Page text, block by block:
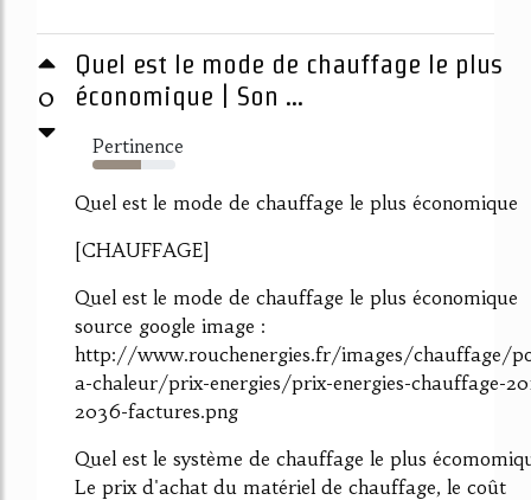
0
Quel est le mode de chauffage le plus
économique | Son ...
Pertinence
59%
Quel est le mode de chauffage le plus économique
[CHAUFFAGE]
Quel est le mode de chauffage le plus économique
source google image :
http://www.rouchenergies.fr/images/chauffage/
a-chaleur/prix-energies/prix-energies-chauffage-
2036-factures.png
Quel est le système de chauffage le plus
Le prix d'achat du matériel de chauffage, le coût